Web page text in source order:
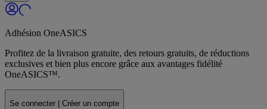
Adhésion OneASICS
Profitez de la livraison gratuite, des retours gratuits, de réductions
exclusives et bien plus encore grâce aux avantages fidélité
OneASICS™.
Se connecter | Créer un compte